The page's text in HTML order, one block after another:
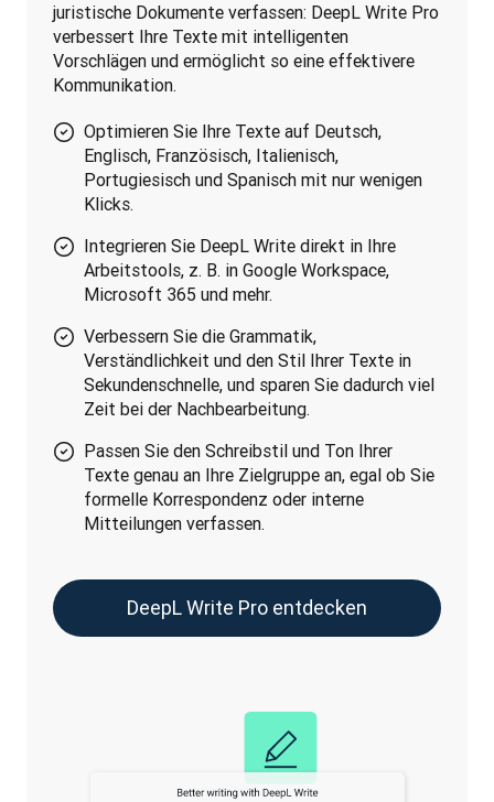
juristische Dokumente verfassen: DeepL Write Pro
verbessert Ihre Texte mit intelligenten
Vorschlägen und ermöglicht so eine effektivere
Kommunikation.
Optimieren Sie Ihre Texte auf Deutsch,
Englisch, Französisch, Italienisch,
Portugiesisch und Spanisch mit nur wenigen
Klicks.
Integrieren Sie DeepL Write direkt in Ihre
Arbeitstools, z. B. in Google Workspace,
Microsoft 365 und mehr.
Verbessern Sie die Grammatik,
Verständlichkeit und den Stil Ihrer Texte in
Sekundenschnelle, und sparen Sie dadurch viel
Zeit bei der Nachbearbeitung.
Passen Sie den Schreibstil und Ton Ihrer
Texte genau an Ihre Zielgruppe an, egal ob Sie
formelle Korrespondenz oder interne
Mitteilungen verfassen.
DeepL Write Pro entdecken